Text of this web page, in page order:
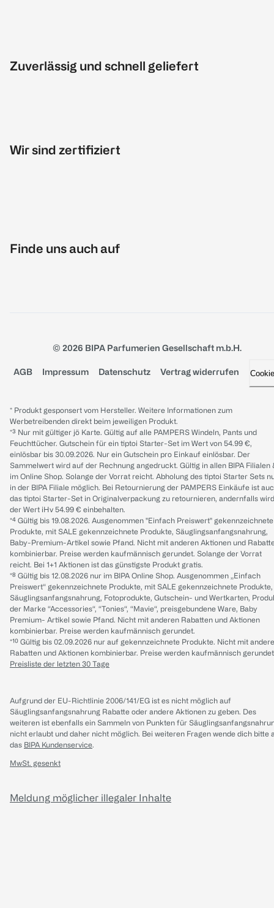
Zuverlässig und schnell geliefert
Wir sind zertifiziert
Finde uns auch auf
© 2026 BIPA Parfumerien Gesellschaft m.b.H.
AGB Impressum Datenschutz Vertrag widerrufen
* Produkt gesponsert vom Hersteller. Weitere Informationen zum
Werbetreibenden direkt beim jeweiligen Produkt.
*³ Nur mit gültiger jö Karte. Gültig auf alle PAMPERS Windeln, Pants und
Feuchttücher. Gutschein für ein tiptoi Starter-Set im Wert von 54.99 €,
einlösbar bis 30.09.2026. Nur ein Gutschein pro Einkauf einlösbar. Der
Sammelwert wird auf der Rechnung angedruckt. Gültig in allen BIPA Filialen
im Online Shop. Solange der Vorrat reicht. Abholung des tiptoi Starter Sets
in der BIPA Filiale möglich. Bei Retournierung der PAMPERS Einkäufe ist
das tiptoi Starter-Set in Originalverpackung zu retournieren, andernfalls wird
der Wert iHv 54.99 € einbehalten.
*⁴ Gültig bis 19.08.2026. Ausgenommen "Einfach Preiswert" gekennzeichnete
Produkte, mit SALE gekennzeichnete Produkte, Säuglingsanfangsnahrung,
Baby-Premium-Artikel sowie Pfand. Nicht mit anderen Aktionen und
kombinierbar. Preise werden kaufmännisch gerundet. Solange der Vorrat
reicht. Bei 1+1 Aktionen ist das günstigste Produkt gratis.
*⁸ Gültig bis 12.08.2026 nur im BIPA Online Shop. Ausgenommen „Einfach
Preiswert“ gekennzeichnete Produkte, mit SALE gekennzeichnete Produkte,
Säuglingsanfangsnahrung, Fotoprodukte, Gutschein- und Wertkarten,
der Marke “Accessories“, “Tonies“, “Mavie“, preisgebundene Ware, Baby
Premium- Artikel sowie Pfand. Nicht mit anderen Rabatten und Aktionen
kombinierbar. Preise werden kaufmännisch gerundet.
*¹⁰ Gültig bis 02.09.2026 nur auf gekennzeichnete Produkte. Nicht mit
Rabatten und Aktionen kombinierbar. Preise werden kaufmännisch
Preisliste der letzten 30 Tage
Aufgrund der EU-Richtlinie 2006/141/EG ist es nicht möglich auf
Säuglingsanfangsnahrung Rabatte oder andere Aktionen zu geben. Des
weiteren ist ebenfalls ein Sammeln von Punkten für
nicht erlaubt und daher nicht möglich. Bei weiteren Fragen wende dich bitte
das BIPA Kundenservice.
MwSt. gesenkt
Meldung möglicher illegaler Inhalte